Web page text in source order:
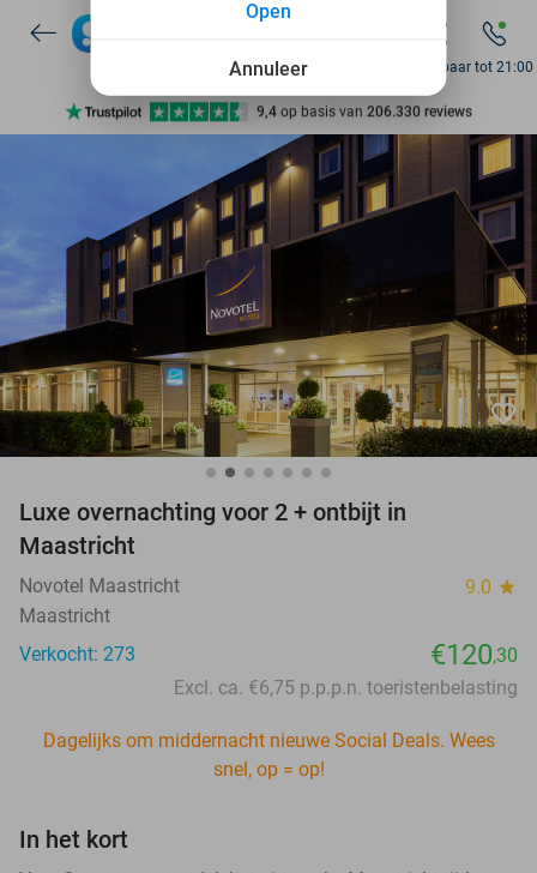
7 dagen per week beschikbaar
10+ miljoen leden
9,4 op basis van 206.330 reviews
Ontdek 15.000+ deals
7 dagen per week beschikbaar
10+ miljoen leden
Bereikbaar tot 21:00
favorite_border
Luxe overnachting voor 2 + ontbijt in
Maastricht
Novotel Maastricht 9.0 star
Maastricht
Verkocht: 273
€120,30
Excl. ca. €6,75 p.p.p.n. toeristenbelasting
Dagelijks om middernacht nieuwe Social Deals. Wees
snel, op = op!
In het kort
Annuleer
Open